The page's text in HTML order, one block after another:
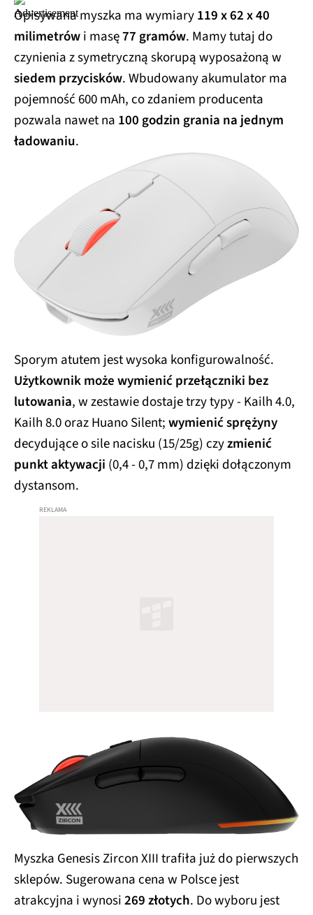
Opisywana myszka ma wymiary119 x 62 x 40
milimetrówi masę77 gramów. Mamy tutaj do
czynienia z symetryczną skorupą wyposażoną w
siedem przycisków. Wbudowany akumulator ma
pojemność 600 mAh, co zdaniem producenta
pozwala nawet na 100 godzin grania na jednym
ładowaniu.
Sporym atutem jest wysoka konfigurowalność.
Użytkownik może wymienić przełączniki bez
lutowania, w zestawie dostaje trzy typy - Kailh 4.0,
Kailh 8.0 oraz Huano Silent;wymienić sprężyny
decydujące o sile nacisku (15/25g) czyzmienić
punkt aktywacji (0,4 - 0,7 mm) dzięki dołączonym
dystansom.
Myszka Genesis Zircon XIII trafiła już do pierwszych
sklepów. Sugerowana cena w Polsce jest
atrakcyjna i wynosi269 złotych. Do wyboru jest